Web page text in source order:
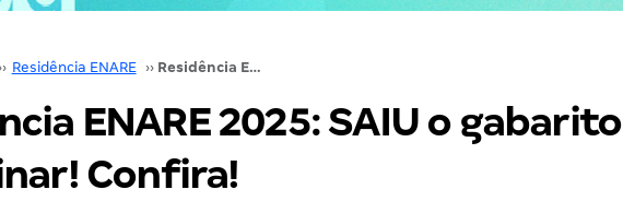
›› Residência ENARE ›› Residência ENARE 2025: SAIU o gabarito preliminar! Confira!
ENARE 2025: SAIU o gabarito
Confira!